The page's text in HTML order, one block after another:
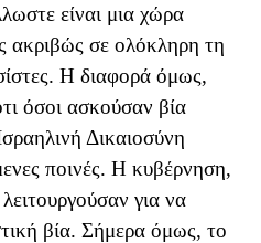
είναι μια χώρα
ακριβώς σε ολόκληρη τη
Η διαφορά όμως,
όσοι ασκούσαν βία
Δικαιοσύνη
ποινές. Η κυβέρνηση,
για να
βία. Σήμερα όμως, το